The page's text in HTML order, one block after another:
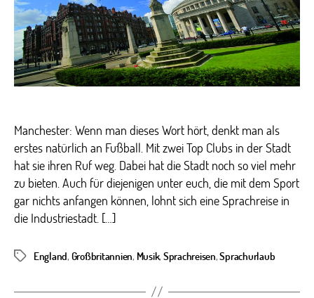
Manchester: Wenn man dieses Wort hört, denkt man als
erstes natürlich an Fußball. Mit zwei Top Clubs in der Stadt
hat sie ihren Ruf weg. Dabei hat die Stadt noch so viel mehr
zu bieten. Auch für diejenigen unter euch, die mit dem Sport
gar nichts anfangen können, lohnt sich eine Sprachreise in
die Industriestadt. […]
Schlagwörter
England, Großbritannien, Musik, Sprachreisen,Sprachurlaub